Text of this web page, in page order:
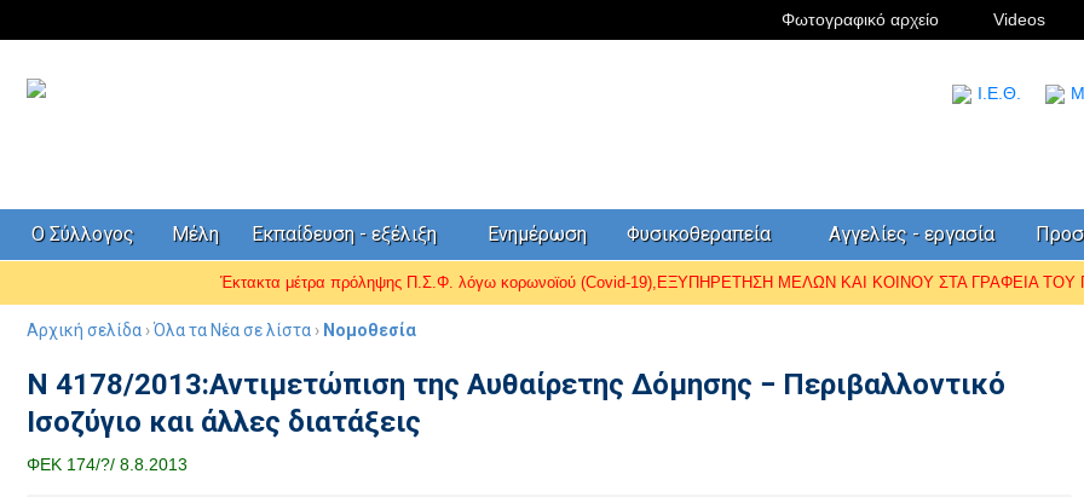
Φωτογραφικό αρχείο Videos
I.Ε.Θ.
Ο Σύλλογος Μέλη Εκπαίδευση - εξέλιξη Ενημέρωση Φυσικοθεραπεία Αγγελίες - εργασία
Έκτακτα μέτρα πρόληψης Π.Σ.Φ. λόγω κορωνοϊού (Covid-19),ΕΞΥΠΗΡΕΤΗΣΗ ΜΕΛΩΝ ΚΑΙ ΚΟΙΝΟΥ ΣΤΑ ΓΡΑΦΕΙΑ ΤΟΥ
Αρχική σελίδα ›Όλα τα Νέα σε λίστα › Νομοθεσία
Ν 4178/2013:Αντιμετώπιση της Αυθαίρετης Δόμησης − Περιβαλλοντικό
Ισοζύγιο και άλλες διατάξεις
ΦΕΚ 174/?/ 8.8.2013